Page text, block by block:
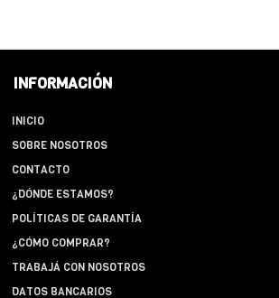
INFORMACIÓN
INICIO
SOBRE NOSOTROS
CONTACTO
¿DÓNDE ESTAMOS?
POLÍTICAS DE GARANTÍA
¿CÓMO COMPRAR?
TRABAJÁ CON NOSOTROS
DATOS BANCARIOS